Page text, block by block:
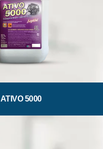
ATIVO 5000